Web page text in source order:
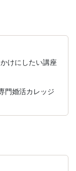
けにしたい講座
門婚活カレッジ